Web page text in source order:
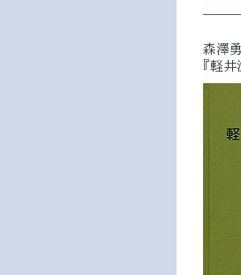
森澤
『軽